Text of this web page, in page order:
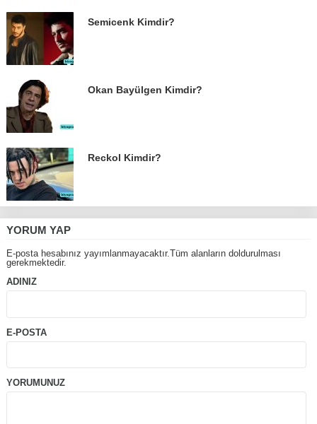
Semicenk Kimdir?
Okan Bayülgen Kimdir?
Reckol Kimdir?
YORUM YAP
E-posta hesabınız yayımlanmayacaktır.Tüm alanların doldurulması
gerekmektedir.
ADINIZ
E-POSTA
YORUMUNUZ